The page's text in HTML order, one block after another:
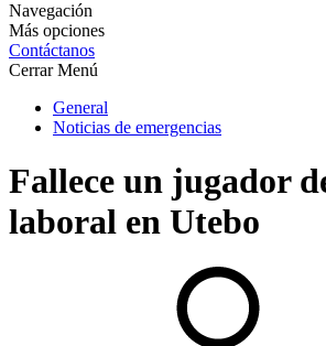
Navegación
Más opciones
Contáctanos
Cerrar Menú
General
Noticias de emergencias
Fallece un jugador
laboral en Utebo